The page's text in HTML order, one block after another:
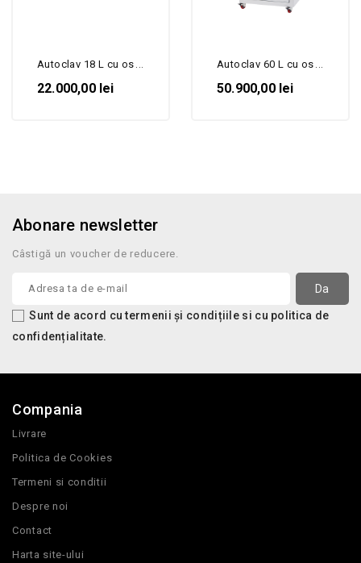
Autoclav 18 L cu osmoza-...
22.000,00 lei
Autoclav 60 L cu osmoza-...
50.900,00 lei
Abonare newsletter
Câstigă un voucher de reducere.
Sunt de acord cu termenii și condițiile si cu politica de
confidențialitate.
Compania
Livrare
Politica de Cookies
Termeni si conditii
Despre noi
Contact
Harta site-ului